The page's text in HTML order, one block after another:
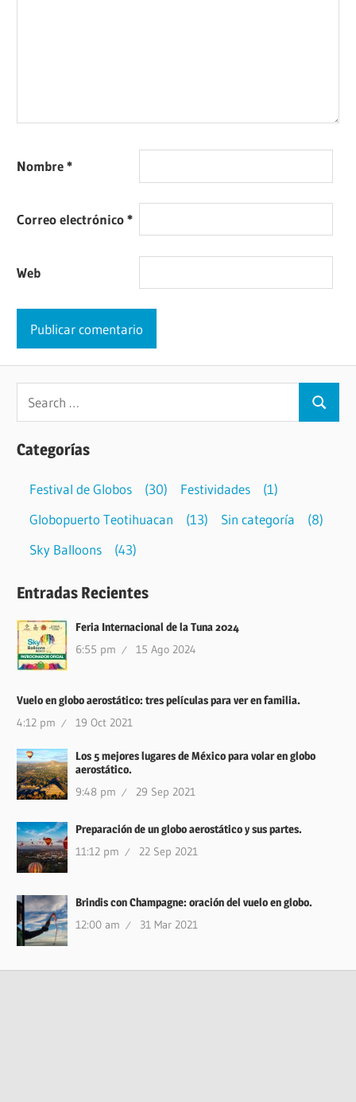
Nombre*
Correo electrónico*
Web
Categorías
Festival de Globos (30) Festividades
(1)
Globopuerto Teotihuacan
(13) Sin categoría
(8)
Sky Balloons
(43)
Entradas Recientes
Feria Internacional de la Tuna 2024
6:55 pm 15 Ago 2024
Vuelo en globo aerostático: tres películas para ver en familia.
4:12 pm 19 Oct 2021
Los 5 mejores lugares de México para volar en globo
aerostático.
9:48 pm 29 Sep 2021
Preparación de un globo aerostático y sus partes.
11:12 pm 22 Sep 2021
Brindis con Champagne: oración del vuelo en globo.
12:00 am 31 Mar 2021